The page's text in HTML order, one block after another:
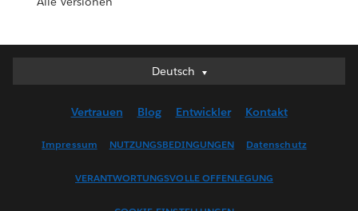
Deutsch
Deutsch
English (US)
Français (France)
Vertrauen Blog Entwickler Kontakt
Impressum NUTZUNGSBEDINGUNGEN Datenschutz
VERANTWORTUNGSVOLLE OFFENLEGUNG